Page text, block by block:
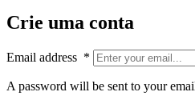
Crie uma conta
Email address *
A password will be sent to your